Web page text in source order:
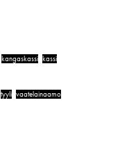
kangaskassi kassi
tyyli vaatelainaamo